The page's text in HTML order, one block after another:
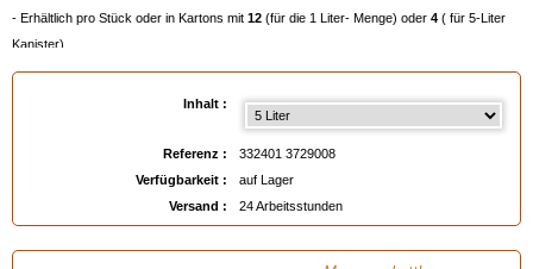
- Erhältlich pro Stück oder in Kartons mit 12 (für die 1 Liter- Menge) oder 4 ( für 5-Liter
Kanister).
Inhalt :
Referenz :
332401 3729008
Verfügbarkeit :
auf Lager
Versand :
24 Arbeitsstunden